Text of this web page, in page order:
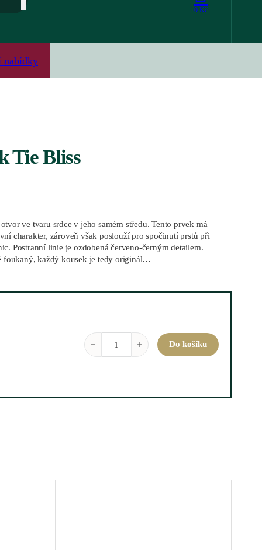
0 Kč
nabídky
Tie Bliss
ve tvaru srdce v jeho samém středu. Tento prvek má
charakter, zároveň však poslouží pro spočinutí prstů při
Postranní linie je ozdobená červeno-černým detailem.
foukaný, každý kousek je tedy originál…
Decanter Black Tie Bliss množství
Do košíku